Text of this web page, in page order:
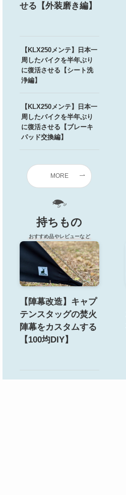
せる【外装磨き編】
【KLX250メンテ】日本一
周したバイクを半年ぶり
に復活させる【シート洗
浄編】
【KLX250メンテ】日本一
周したバイクを半年ぶり
に復活させる【ブレーキ
パッド交換編】
MORE
持ちもの
おすすめ品やレビューなど
【陣幕改造】キャプ
テンスタッグの焚火
陣幕をカスタムする
【100均DIY】